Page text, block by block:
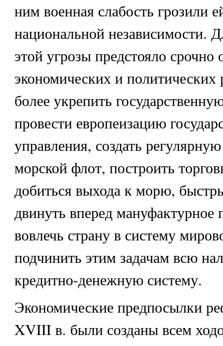
ним военная слабость грозили
национальной независимости.
этой угрозы предстояло срочно
экономических и
более укрепить
провести европеизацию
управления, создать
морской флот, построить
добиться выхода к морю,
двинуть вперед мануфактурное
вовлечь страну в систему
подчинить этим задачам всю
кредитно-денежную систему.
Экономические предпосылки
XVIII в. были созданы всем